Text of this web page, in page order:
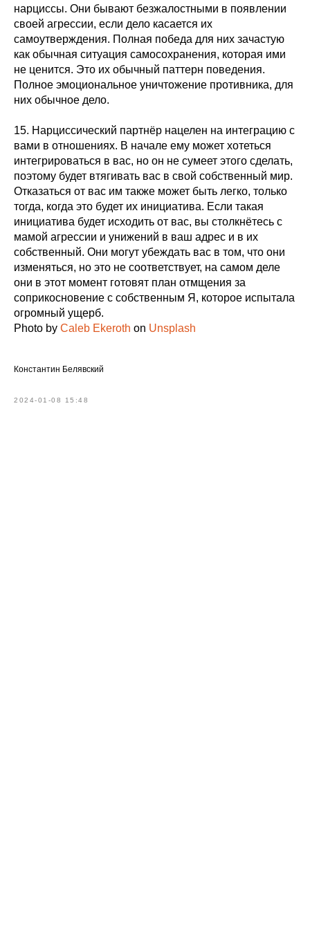
нарциссы. Они бывают безжалостными в появлении
своей агрессии, если дело касается их
самоутверждения. Полная победа для них зачастую
как обычная ситуация самосохранения, которая ими
не ценится. Это их обычный паттерн поведения.
Полное эмоциональное уничтожение противника, для
них обычное дело.
15. Нарциссический партнёр нацелен на интеграцию с
вами в отношениях. В начале ему может хотеться
интегрироваться в вас, но он не сумеет этого сделать,
поэтому будет втягивать вас в свой собственный мир.
Отказаться от вас им также может быть легко, только
тогда, когда это будет их инициатива. Если такая
инициатива будет исходить от вас, вы столкнётесь с
мамой агрессии и унижений в ваш адрес и в их
собственный. Они могут убеждать вас в том, что они
изменяться, но это не соответствует, на самом деле
они в этот момент готовят план отмщения за
соприкосновение с собственным Я, которое испытала
огромный ущерб.
Photo by Caleb Ekeroth on Unsplash
Константин Белявский
2024-01-08 15:48